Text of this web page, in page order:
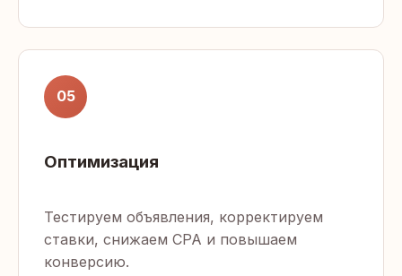
05
Оптимизация
Тестируем объявления, корректируем
ставки, снижаем CPA и повышаем
конверсию.